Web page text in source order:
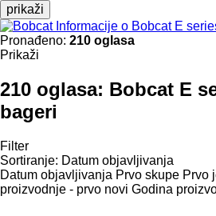
prikaži
Informacije o Bobcat E
Pronađeno: 210 oglasa
Prikaži
210 oglasa: Bobcat E
bageri
Filter
Sortiranje: Datum objavljivanja
Datum objavljivanja Prvo skupe Prvo
proizvodnje - prvo novi Godina